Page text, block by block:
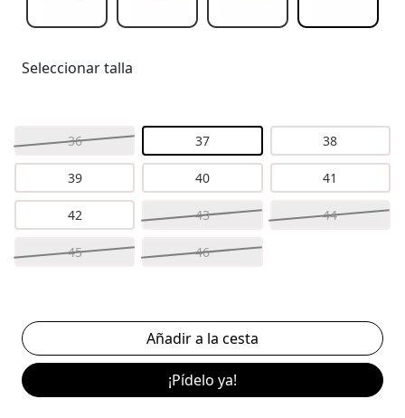
Seleccionar talla
36 37 38
39 40 41
42 43 44
45 46
¡Pídelo ya!